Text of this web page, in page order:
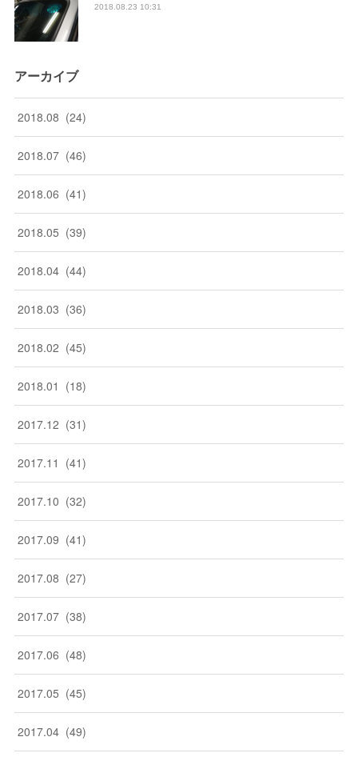
2018.08.23 10:31
アーカイブ
2018.08 (24)
2018.07 (46)
2018.06 (41)
2018.05 (39)
2018.04 (44)
2018.03 (36)
2018.02 (45)
2018.01 (18)
2017.12 (31)
2017.11 (41)
2017.10 (32)
2017.09 (41)
2017.08 (27)
2017.07 (38)
2017.06 (48)
2017.05 (45)
2017.04 (49)